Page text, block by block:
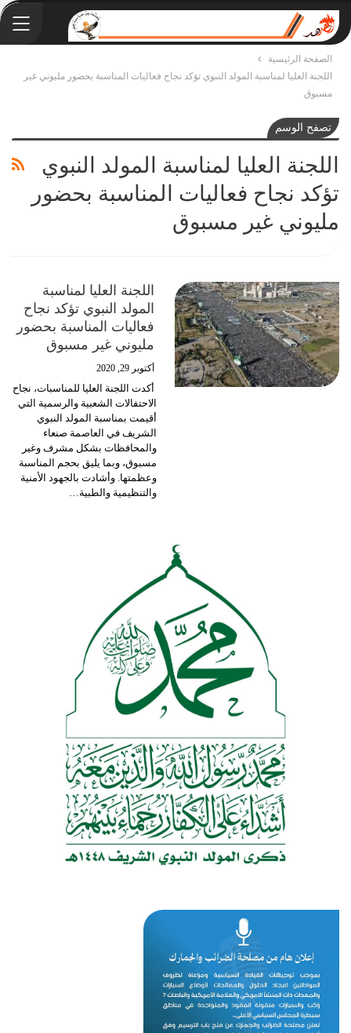
الصفحة الرئيسية
اللجنة العليا لمناسبة المولد النبوي تؤكد نجاح فعاليات المناسبة بحضور مليوني غير
مسبوق
تصفح الوسم
اللجنة العليا لمناسبة المولد النبوي
تؤكد نجاح فعاليات المناسبة بحضور
مليوني غير مسبوق
اللجنة العليا لمناسبة
المولد النبوي تؤكد نجاح
فعاليات المناسبة بحضور
مليوني غير مسبوق
أكتوبر 29, 2020
أكدت اللجنة العليا للمناسبات، نجاح
الاحتفالات الشعبية والرسمية التي
أقيمت بمناسبة المولد النبوي
الشريف في العاصمة صنعاء
والمحافظات بشكل مشرف وغير
مسبوق، وبما يليق بحجم المناسبة
وعظمتها. وأشادت بالجهود الأمنية
والتنظيمية والطبية…